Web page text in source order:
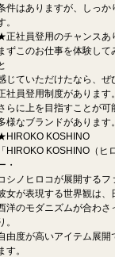
件はありますが、しっ
。
正社員登用のチャンスあ
ずこのお仕事を体験して
じていただけたなら、ぜ
社員登用制度があります
らに上を目指すことが可
様なブランドがあります
KOSHINO
「HIROKO KOSHINO（
・
シノヒロコが展開するフ
女が表現する世界観は、
洋のモダニズムが合わ
。
由度が高いアイテム展開
す。